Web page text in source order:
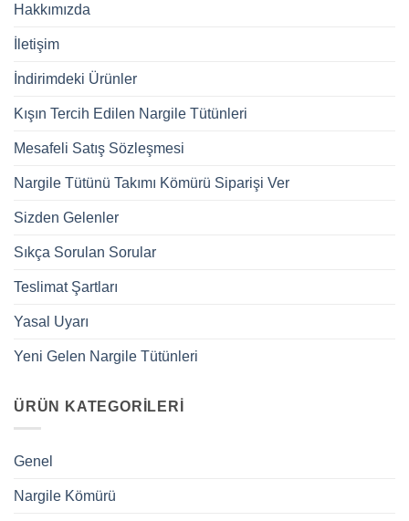
Hakkımızda
İletişim
İndirimdeki Ürünler
Kışın Tercih Edilen Nargile Tütünleri
Mesafeli Satış Sözleşmesi
Nargile Tütünü Takımı Kömürü Siparişi Ver
Sizden Gelenler
Sıkça Sorulan Sorular
Teslimat Şartları
Yasal Uyarı
Yeni Gelen Nargile Tütünleri
ÜRÜN KATEGORILERI
Genel
Nargile Kömürü